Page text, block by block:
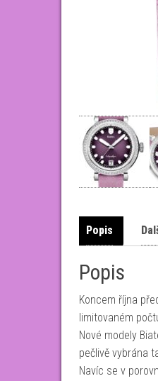
Popis
Popis
Koncem října
limitovaném
Nové modely
pečlivě vybrána
Navíc se v